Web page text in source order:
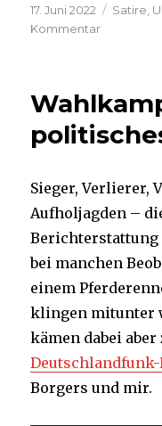
Veröffentlicht
am
17. Juni 2022 Satire
Kommentarzu
Meinung,
misst
Sieger, Verlierer,
Aufholjagden –
bei manchen
einem
klingen mitunter
kämen dabei aber
Borgers und mir.